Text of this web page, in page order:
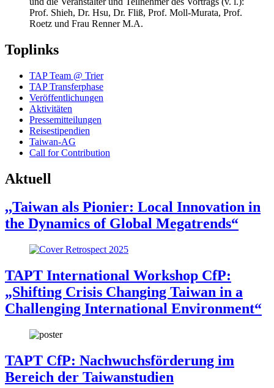
Prof. Shieh, Dr. Hsu, Dr. Fliß, Prof. Moll-Murata, Prof.
Roetz und Frau Renner M.A.
Toplinks
TAP Team @ Trier
TAP Transferphase
Veröffentlichungen
Aktivitäten
Pressemitteilungen
Reisestipendien
Taiwan-AG
Call for Contribution
Aktuell
,,Taiwan als Pionier: Local Innovation in
the Dynamics of Global Megatrends“
TAPT International Workshop CfP:
„Shifting Crisis Changing Taiwan in a
Challenging International Environment“
TAPT CfP: Nachwuchsförderung im
Bereich der Taiwanstudien